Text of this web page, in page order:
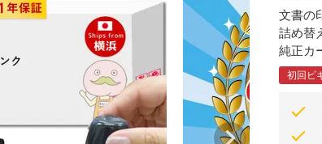
文書の
詰め替
純正カ
初回ビ